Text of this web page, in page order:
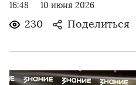
16:48 10 июня 2026
230 Поделиться